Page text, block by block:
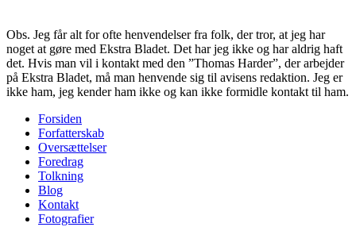
Obs. Jeg får alt for ofte henvendelser fra folk, der tror, at jeg har
noget at gøre med Ekstra Bladet. Det har jeg ikke og har aldrig haft
det. Hvis man vil i kontakt med den ”Thomas Harder”, der arbejder
på Ekstra Bladet, må man henvende sig til avisens redaktion. Jeg er
ikke ham, jeg kender ham ikke og kan ikke formidle kontakt til ham.
Footer
menu
Forsiden
Forfatterskab
Oversættelser
Foredrag
Tolkning
Blog
Kontakt
Fotografier